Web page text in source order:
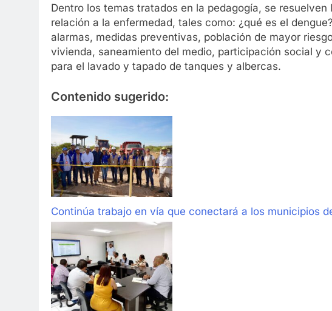
Dentro los temas tratados en la pedagogía, se
relación a la enfermedad, tales como: ¿qué es el
alarmas, medidas preventivas, población de mayor
vivienda, saneamiento del medio, participación social y
para el lavado y tapado de tanques y albercas.
Contenido sugerido:
Continúa trabajo en vía que conectará a los municipios